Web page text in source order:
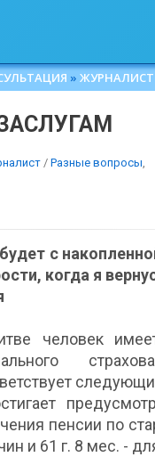
» ЖУРНАЛИСТ
/ Разные вопросы,
с
когда я
человек
пенсии по
и 61 г. 8 мес. -